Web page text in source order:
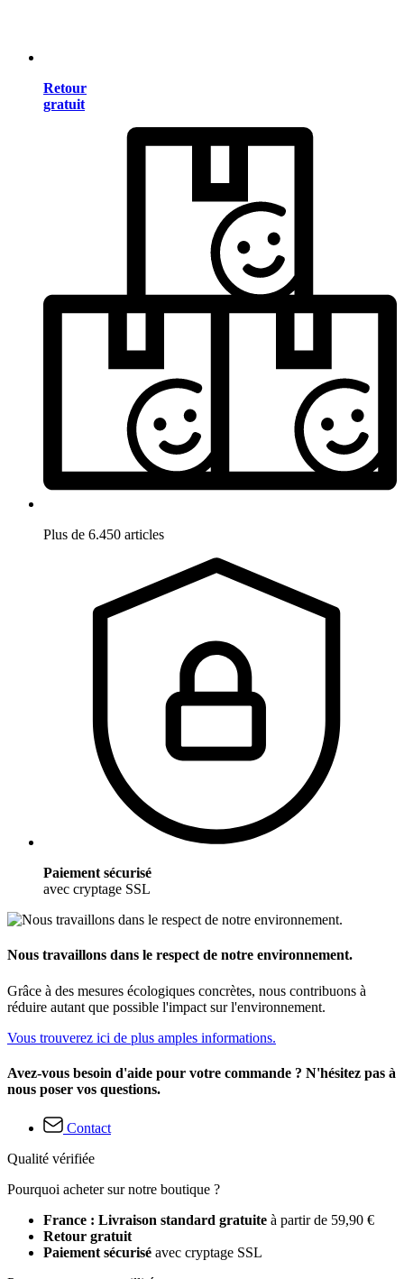
Retour
gratuit
Plus de 6.450 articles
Paiement sécurisé
avec cryptage SSL
Nous travaillons dans le respect de notre environnement.
Grâce à des mesures écologiques concrètes, nous contribuons à
réduire autant que possible l'impact sur l'environnement.
Vous trouverez ici de plus amples informations.
Avez-vous besoin d'aide pour votre commande ? N'hésitez pas à
nous poser vos questions.
Contact
Qualité vérifiée
Pourquoi acheter sur notre boutique ?
France : Livraison standard gratuite à partir de 59,90 €
Retour gratuit
Paiement sécurisé avec cryptage SSL